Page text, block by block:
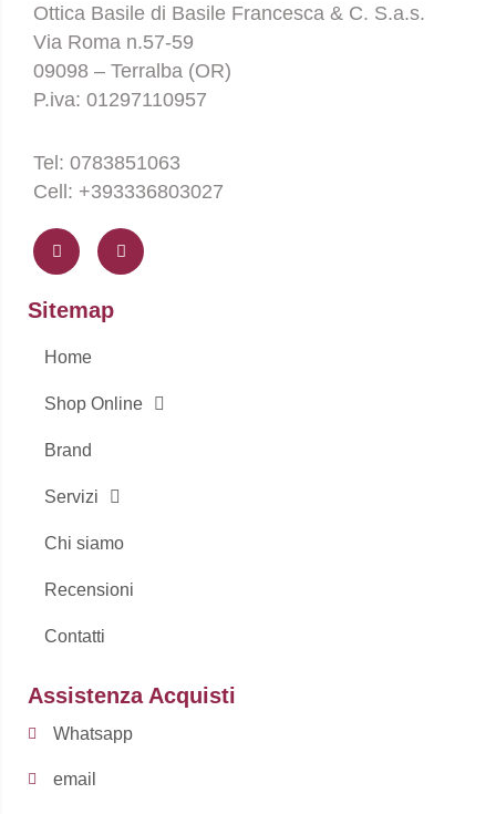
Ottica Basile di Basile Francesca & C. S.a.s.
Via Roma n.57-59
09098 – Terralba (OR)
P.iva: 01297110957
Tel: 0783851063
Cell: +393336803027
a
c
e
b
o
-
f
n
s
t
a
Sitemap
Home
Shop Online
Brand
Servizi
Chi siamo
Recensioni
Contatti
Assistenza Acquisti
Whatsapp
email